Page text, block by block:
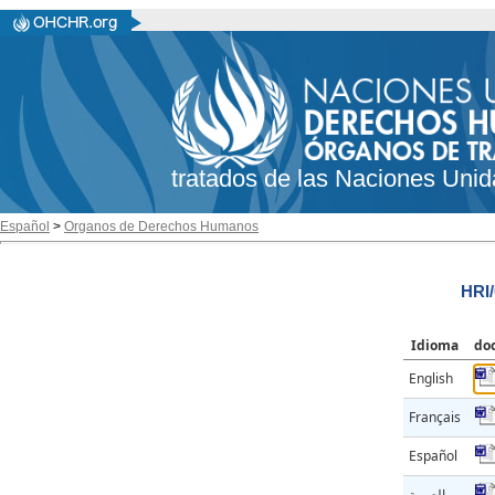
tratados de las Naciones
Español > Organos de Derechos Humanos
Idioma
English
Français
Español